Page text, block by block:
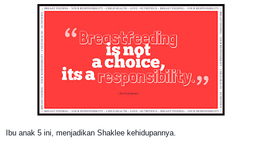
Ibu anak 5 ini, menjadikan Shaklee kehidupannya.